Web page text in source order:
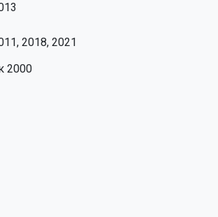
2018, 2021
2000